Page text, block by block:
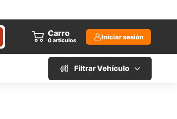
Carro
0artículos Iniciar sesión
Filtrar Vehículo